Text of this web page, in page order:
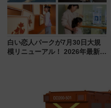
白い恋人パークが7月30日大規
模リニューアル！ 2026年最新の